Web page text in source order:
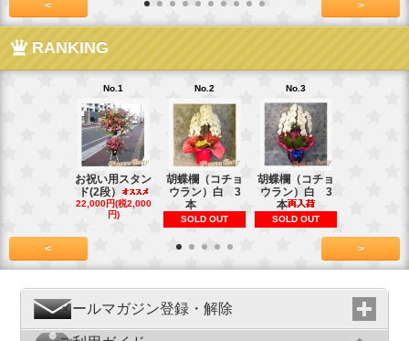
< >
RANKING
No.1
お祝い用スタン
ド(2段）
22,000円(税2,000
円)
No.2
胡蝶欄（コチョ
ウラン）白 3
本
SOLD OUT
No.3
胡蝶欄（コチョ
ウラン）白 3
本
SOLD OUT
< >
メールマガジン登録・解除